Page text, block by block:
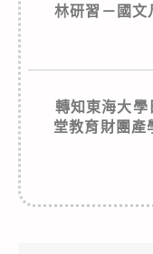
林研習－國文
轉知東海大學
堂教育財團產